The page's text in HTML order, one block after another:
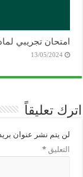
امتحان تجريبي
13/05/2024
اترك تعليقاً
لن يتم نشر عنوان
التعليق*